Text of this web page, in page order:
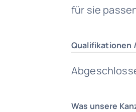
für sie
Qualifikationen
Was unsere